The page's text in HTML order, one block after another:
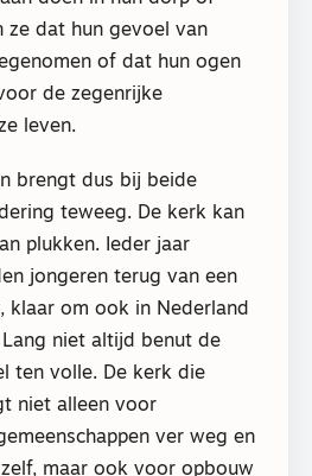
ze dat hun gevoel van
of dat hun ogen
de zegenrijke
leven.
brengt dus bij beide
teweeg. De kerk kan
plukken. Ieder jaar
jongeren terug van een
klaar om ook in Nederland
niet altijd benut de
ten volle. De kerk die
niet alleen voor
ver weg en
maar ook voor opbouw